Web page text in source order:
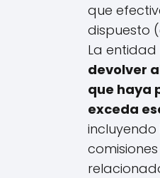
que
dispuesto
La
devolver
que haya
exceda
incluyendo